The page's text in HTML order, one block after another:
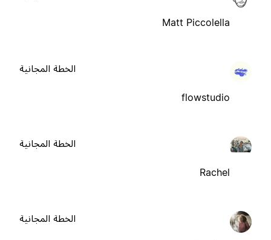
Matt Piccolella
flowstudio
الخطة المجانية
Rachel
الخطة المجانية
الخطة المجانية